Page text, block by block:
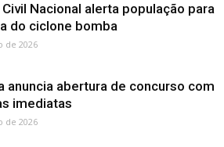
Nacional alerta população para
do ciclone bomba
de 2026
anuncia abertura de concurso com
imediatas
de 2026